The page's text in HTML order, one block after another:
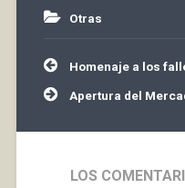
Otras
Navegación
de
entradas
Homenaje a los
Apertura del
LOS